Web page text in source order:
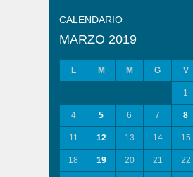
CALENDARIO
MARZO 2019
L M M G V
1
4 5 6 7 8
11 12 13 14 15
18 19 20 21 22